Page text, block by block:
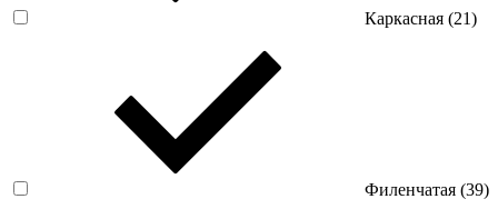
Каркасная (21)
Филенчатая (39)